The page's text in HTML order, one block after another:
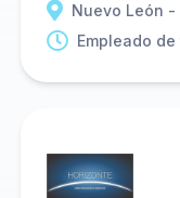
Nuevo León -
Empleado